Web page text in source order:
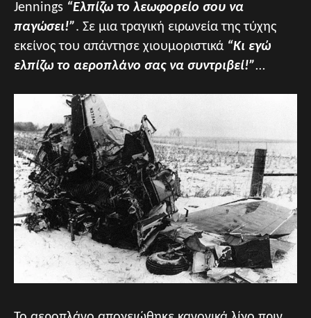
Jennings “Ελπίζω το λεωφορείο σου να
παγώσει!”. Σε μια τραγική ειρωνεία της τύχης
εκείνος του απάντησε χιουμοριστικά “Κι εγώ
ελπίζω το αεροπλάνο σας να συντριβεί!”…